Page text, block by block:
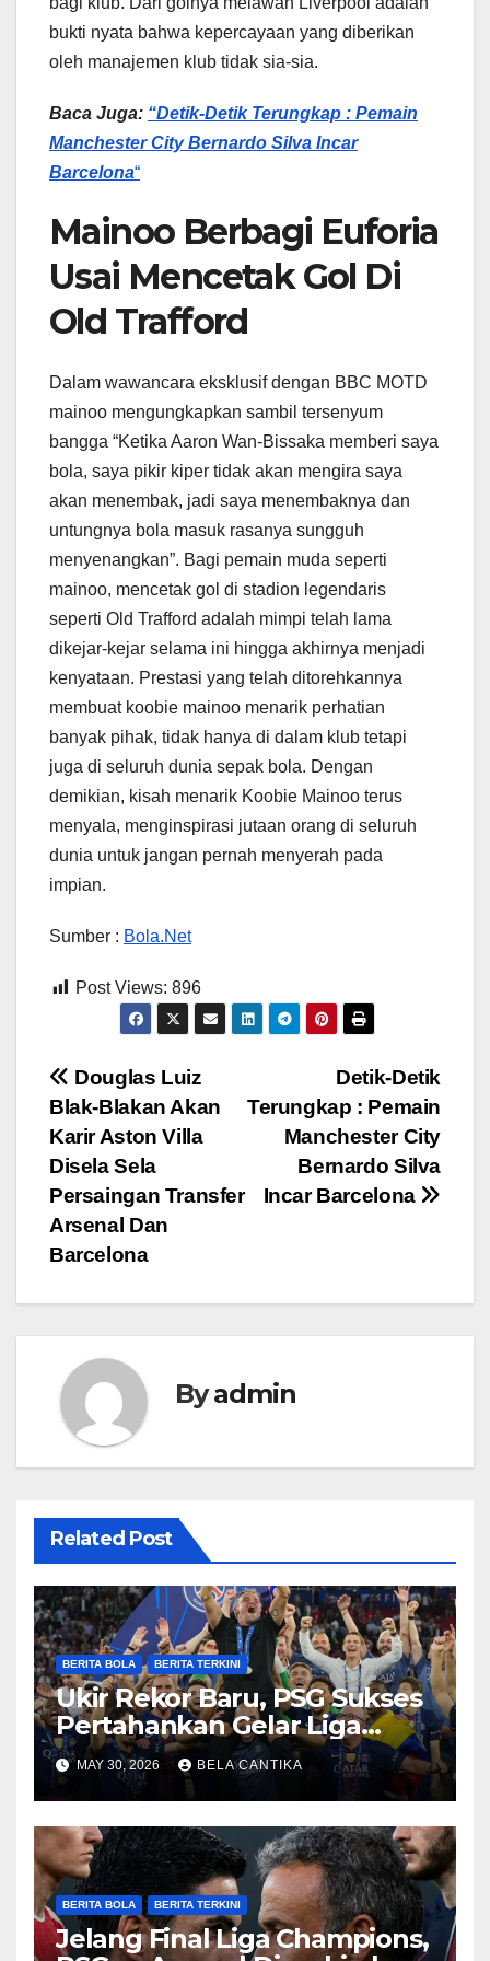
bukti nyata bahwa kepercayaan yang diberikan
oleh manajemen klub tidak sia-sia.
Baca Juga: “Detik-Detik Terungkap : Pemain
Manchester City Bernardo Silva Incar
Barcelona“
Mainoo Berbagi Euforia
Usai Mencetak Gol Di
Old Trafford
Dalam wawancara eksklusif dengan BBC MOTD
mainoo mengungkapkan sambil tersenyum
bangga “Ketika Aaron Wan-Bissaka memberi saya
bola, saya pikir kiper tidak akan mengira saya
akan menembak, jadi saya menembaknya dan
untungnya bola masuk rasanya sungguh
menyenangkan”. Bagi pemain muda seperti
mainoo, mencetak gol di stadion legendaris
seperti Old Trafford adalah mimpi telah lama
dikejar-kejar selama ini hingga akhirnya menjadi
kenyataan. Prestasi yang telah ditorehkannya
membuat koobie mainoo menarik perhatian
banyak pihak, tidak hanya di dalam klub tetapi
juga di seluruh dunia sepak bola. Dengan
demikian, kisah menarik Koobie Mainoo terus
menyala, menginspirasi jutaan orang di seluruh
dunia untuk jangan pernah menyerah pada
impian.
Sumber : Bola.Net
Post Views: 896
Post
navigation
Detik-Detik
Terungkap : Pemain
Manchester City
Bernardo Silva
Incar Barcelona
Douglas Luiz
Blak-Blakan Akan
Karir Aston Villa
Disela Sela
Persaingan Transfer
Arsenal Dan
Barcelona
Byadmin
Related Post
BERITA BOLA BERITA TERKINI
Ukir Rekor Baru, PSG Sukses
Pertahankan Gelar Liga
Champions
MAY 30, 2026 BELA CANTIKA
BERITA BOLA BERITA TERKINI
Jelang Final Liga Champions,